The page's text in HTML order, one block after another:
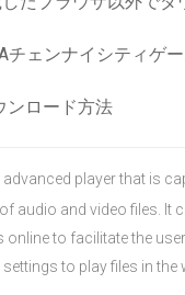
チェンナイシティゲ
ンロード方法
advanced player that is
audio and video files. It
online to facilitate the
to play files in the